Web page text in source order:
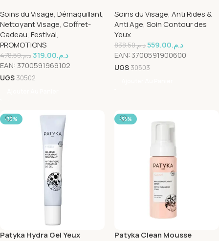
150ml+Mousse Nettoyant
150ml Pack
Soins du Visage, Démaquillant,
Nettoyant Visage, Coffret-
Cadeau, Festival,
PROMOTIONS
د.م.478.50 د.م.319.00
EAN: 3700591969102
UGS 30502
Soins du Visage, Anti Rides &
Anti Age, Soin Contour des
Yeux
د.م.838.50 د.م.559.00
EAN: 3700591900600
UGS 30503
-33%
Patyka Hydra Gel Yeux
-33%
Patyka Clean Mousse